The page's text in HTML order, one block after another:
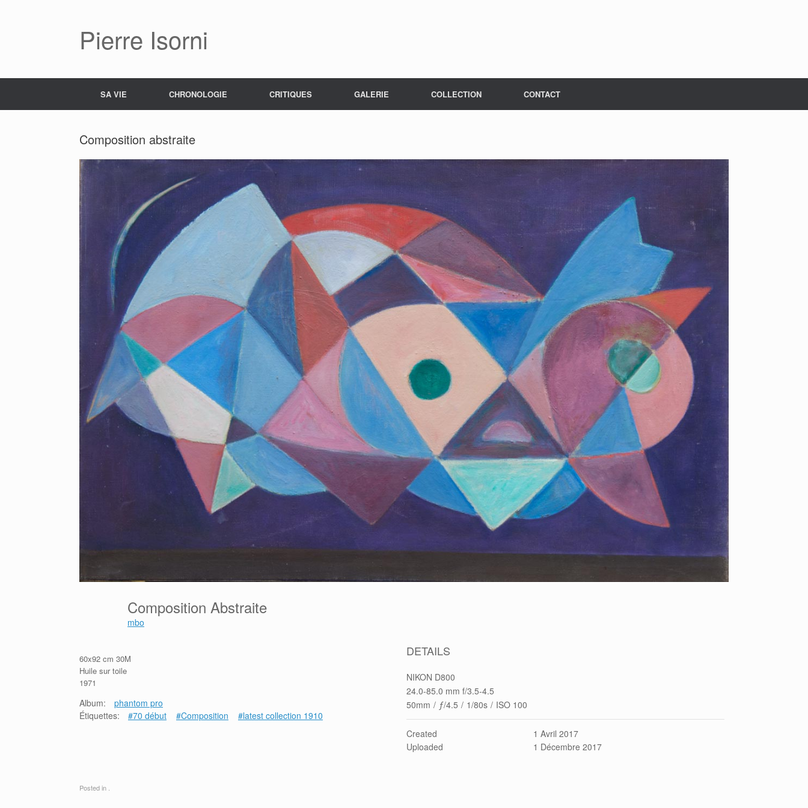
Pierre Isorni
SA VIE CHRONOLOGIE CRITIQUES GALERIE COLLECTION CONTACT
Composition abstraite
Composition Abstraite
mbo
60x92 cm 30M
Huile sur toile
1971
Album:
phantom pro
Étiquettes:
#70 début #Composition #latest collection 1910
DETAILS
NIKON D800
24.0-85.0 mm f/3.5-4.5
50mm / ƒ/4.5 / 1/80s / ISO 100
Created
1 Avril 2017
Uploaded
1 Décembre 2017
Posted in .